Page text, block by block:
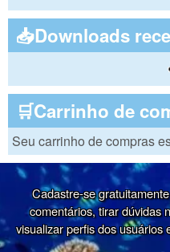
📥Downloads
🛒Carrinho de
Seu carrinho de compras
Cadastre-se
comentários, tirar dúvidas
visualizar perfis dos usuários